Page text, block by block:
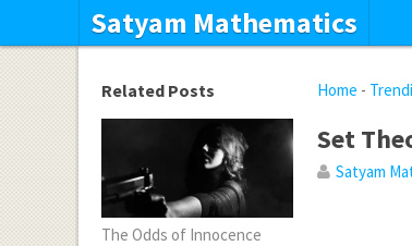
Satyam Mathematics
Home -
Set
Satyam
Related Posts
The Odds of Innocence